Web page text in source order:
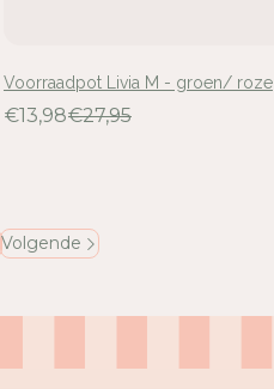
Voorraadpot Livia M - groen/ roze
€13,98€27,95
Volgende